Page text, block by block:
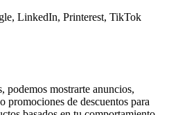
LinkedIn, Printerest, TikTok
podemos mostrarte anuncios,
promociones de descuentos para